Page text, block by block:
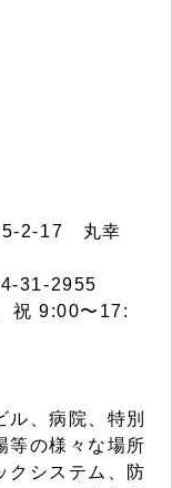
5-2-17 丸幸
31-2955
祝 9:00〜17:
、病院、特別
等の様々な場所
クシステム、防